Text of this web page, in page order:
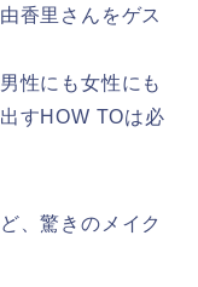
香里さんをゲス
性にも女性にも
すHOW TOは必
、驚きのメイク